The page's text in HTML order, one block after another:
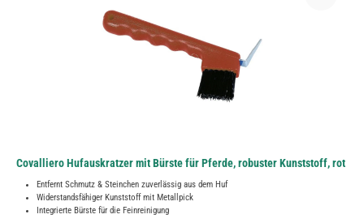
Covalliero Hufauskratzer mit Bürste für Pferde, robuster Kunststoff, rot
Entfernt Schmutz & Steinchen zuverlässig aus dem Huf
Widerstandsfähiger Kunststoff mit Metallpick
Integrierte Bürste für die Feinreinigung